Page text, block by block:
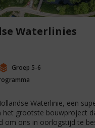
Waterlinies
Groep 5-6
Waterlinie, een
het grootste bouwproject
om ons in oorlogstijd te